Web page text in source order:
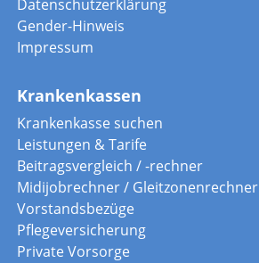
Datenschutzerklärung
Gender-Hinweis
Impressum
Krankenkassen
Krankenkasse suchen
Leistungen & Tarife
Beitragsvergleich / -rechner
Midijobrechner / Gleitzonenrechner
Vorstandsbezüge
Pflegeversicherung
Private Vorsorge